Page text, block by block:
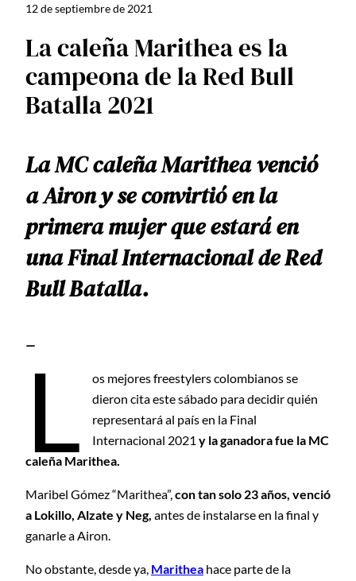
12 de septiembre de 2021
La caleña Marithea es la
campeona de la Red Bull
Batalla 2021
La MC caleña Marithea venció
a Airon y se convirtió en la
primera mujer que estará en
una Final Internacional de Red
Bull Batalla.
—
L
os mejores freestylers colombianos se
dieron cita este sábado para decidir quién
representará al país en la Final
Internacional 2021 y la ganadora fue la MC
caleña Marithea.
Maribel Gómez “Marithea”,con tan solo 23 años, venció
a Lokillo, Alzate y Neg, antes de instalarse en la final y
ganarle a Airon.
No obstante, desde ya, Marithea hace parte de la